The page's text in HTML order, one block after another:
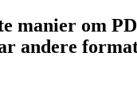
manier om
andere